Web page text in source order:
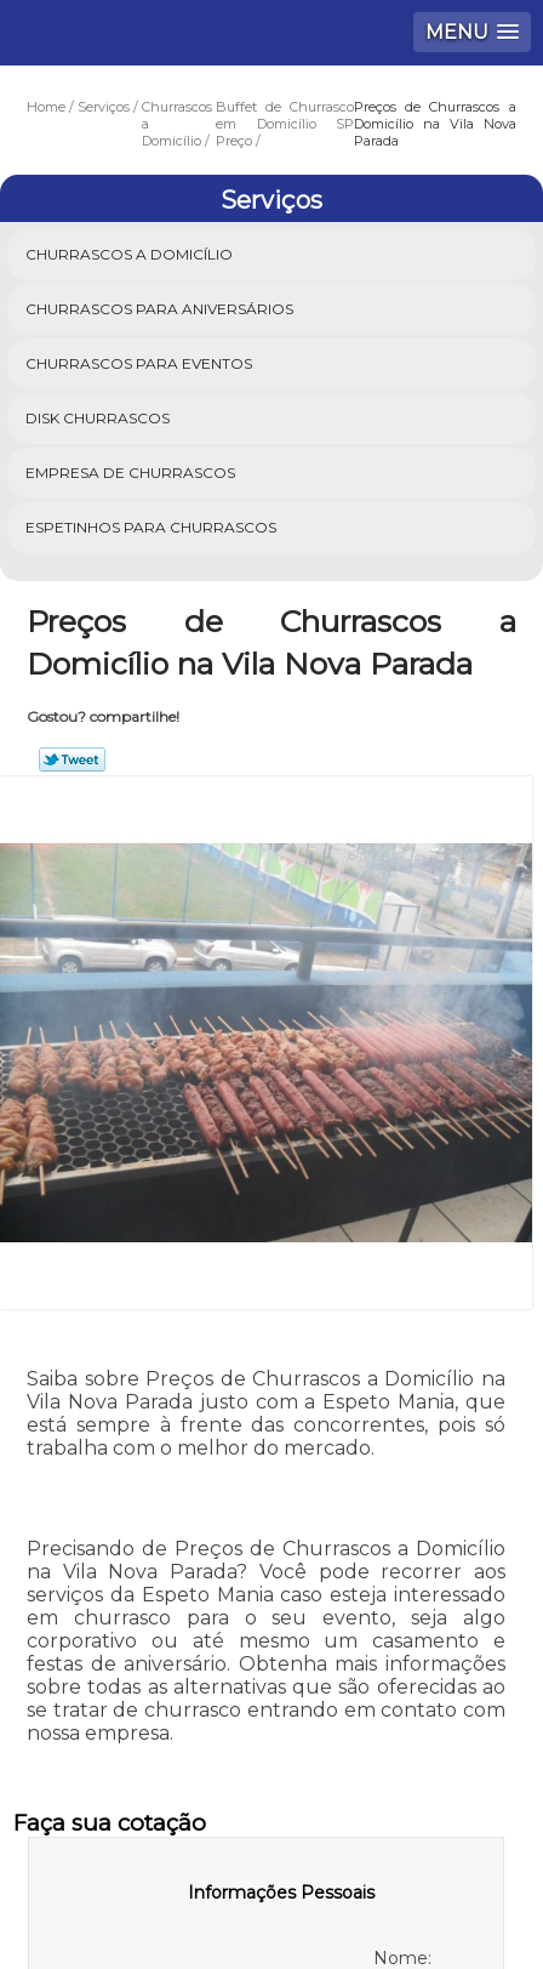
MENU
Home Serviços
Churrascos
a
Domicílio
Buffet de Churrasco
em Domicílio SP
Preço
Preços de Churrascos a
Domicílio na Vila Nova
Parada
Serviços
CHURRASCOS A DOMICÍLIO
CHURRASCOS PARA ANIVERSÁRIOS
CHURRASCOS PARA EVENTOS
DISK CHURRASCOS
EMPRESA DE CHURRASCOS
ESPETINHOS PARA CHURRASCOS
Preços de Churrascos a
Domicílio na Vila Nova Parada
Gostou? compartilhe!
Saiba sobre Preços de Churrascos a Domicílio na
Vila Nova Parada justo com a Espeto Mania, que
está sempre à frente das concorrentes, pois só
trabalha com o melhor do mercado.
Precisando de Preços de Churrascos a Domicílio
na Vila Nova Parada? Você pode recorrer aos
serviços da Espeto Mania caso esteja interessado
em churrasco para o seu evento, seja algo
corporativo ou até mesmo um casamento e
festas de aniversário. Obtenha mais informações
sobre todas as alternativas que são oferecidas ao
se tratar de churrasco entrando em contato com
nossa empresa.
Faça sua cotação
Informações Pessoais
Nome: